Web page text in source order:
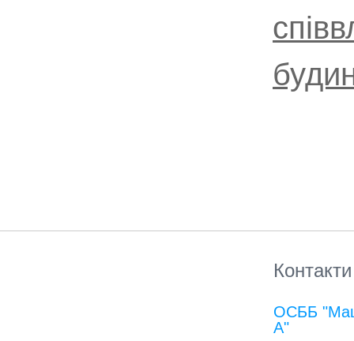
Контакти
ОСББ
А"